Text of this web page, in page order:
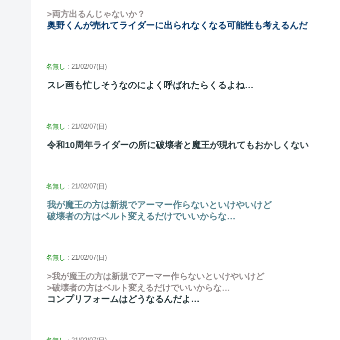
>両方出るんじゃないか？
奥野くんが売れてライダーに出られなくなる可能性も考えるんだ
名無し : 21/02/07(日)
スレ画も忙しそうなのによく呼ばれたらくるよね…
名無し : 21/02/07(日)
令和10周年ライダーの所に破壊者と魔王が現れてもおかしくない
名無し : 21/02/07(日)
我が魔王の方は新規でアーマー作らないといけやいけど
破壊者の方はベルト変えるだけでいいからな…
名無し : 21/02/07(日)
>我が魔王の方は新規でアーマー作らないといけやいけど
>破壊者の方はベルト変えるだけでいいからな…
コンプリフォームはどうなるんだよ…